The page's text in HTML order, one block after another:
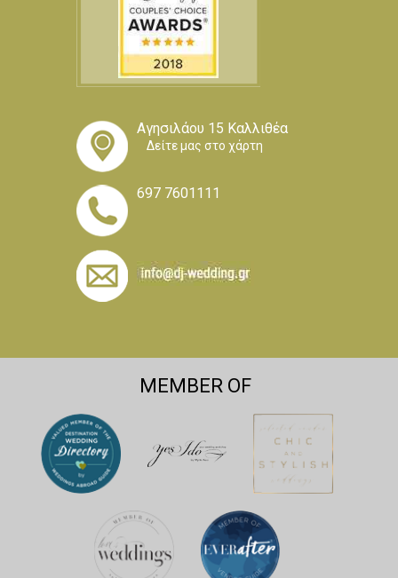
Αγησιλάου 15 Καλλιθέα
Δείτε μας στο χάρτη
697 7601111
MEMBER OF